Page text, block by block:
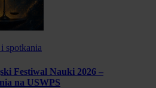
spotkania
Festiwal Nauki 2026 –
na USWPS